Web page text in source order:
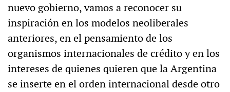
nuevo gobierno, vamos a reconocer su
inspiración en los modelos neoliberales
anteriores, en el pensamiento de los
organismos internacionales de crédito y en los
intereses de quienes quieren que la Argentina
se inserte en el orden internacional desde otro